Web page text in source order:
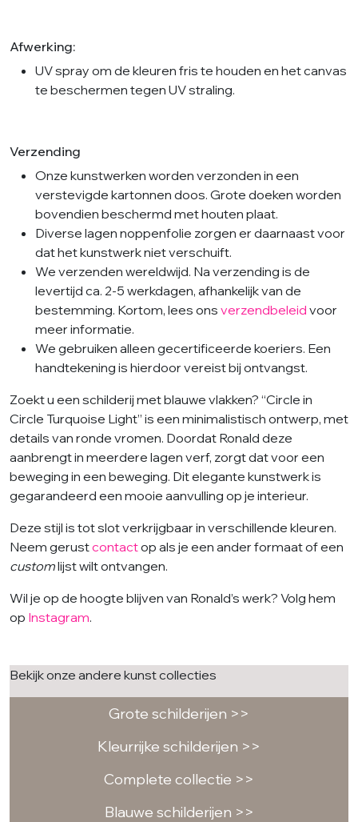
Afwerking:
UV spray om de kleuren fris te houden en het canvas
te beschermen tegen UV straling.
Verzending
Onze kunstwerken worden verzonden in een
verstevigde kartonnen doos. Grote doeken worden
bovendien beschermd met houten plaat.
Diverse lagen noppenfolie zorgen er daarnaast voor
dat het kunstwerk niet verschuift.
We verzenden wereldwijd. Na verzending is de
levertijd ca. 2-5 werkdagen, afhankelijk van de
bestemming. Kortom, lees ons verzendbeleid voor
meer informatie.
We gebruiken alleen gecertificeerde koeriers. Een
handtekening is hierdoor vereist bij ontvangst.
Zoekt u een schilderij met blauwe vlakken? “Circle in
Circle Turquoise Light” is een minimalistisch ontwerp, met
details van ronde vromen. Doordat Ronald deze
aanbrengt in meerdere lagen verf, zorgt dat voor een
beweging in een beweging. Dit elegante kunstwerk is
gegarandeerd een mooie aanvulling op je interieur.
Deze stijl is tot slot verkrijgbaar in verschillende kleuren.
Neem gerustcontactop als je een ander formaat of een
customlijst wilt ontvangen.
Wil je op de hoogte blijven van Ronald’s werk? Volg hem
op Instagram.
Bekijk onze andere kunst collecties
Grote schilderijen >>
Kleurrijke schilderijen >>
Complete collectie >>
Blauwe schilderijen >>